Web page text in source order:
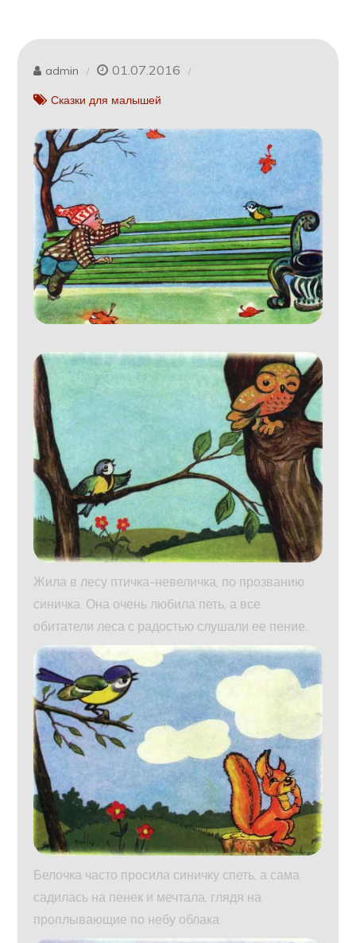
admin 01.07.2016
Сказки для малышей
Жила в лесу птичка-невеличка, по прозванию
синичка. Она очень любила петь, а все
обитатели леса с радостью слушали ее пение.
Белочка часто просила синичку спеть, а сама
садилась на пенек и мечтала, глядя на
проплывающие по небу облака.